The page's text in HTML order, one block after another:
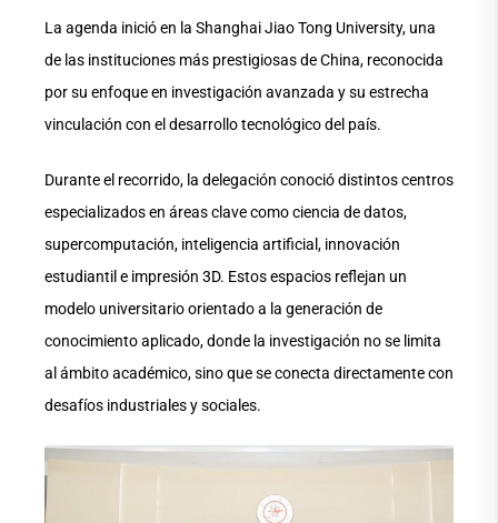
La agenda inició en la Shanghai Jiao Tong University, una
de las instituciones más prestigiosas de China, reconocida
por su enfoque en investigación avanzada y su estrecha
vinculación con el desarrollo tecnológico del país.
Durante el recorrido, la delegación conoció distintos centros
especializados en áreas clave como ciencia de datos,
supercomputación, inteligencia artificial, innovación
estudiantil e impresión 3D. Estos espacios reflejan un
modelo universitario orientado a la generación de
conocimiento aplicado, donde la investigación no se limita
al ámbito académico, sino que se conecta directamente con
desafíos industriales y sociales.